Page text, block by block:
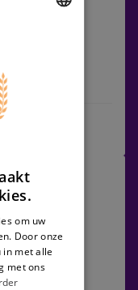
Anderlecht
Lommel
om uw
Door onze
met alle
met ons